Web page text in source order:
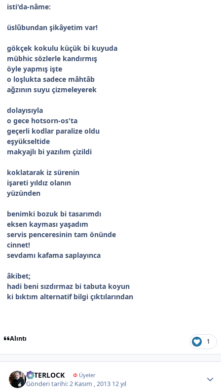
isti'da-nâme:
üslûbundan şikâyetim var!
gökçek kokulu küçük bi kuyuda
mübhic sözlerle kandırmış
öyle yapmış işte
o loşlukta sadece mâhtâb
ağzının suyu çizmeleyerek
dolayısıyla
o gece hotsorn-os'ta
geçerli kodlar paralize oldu
eşyükseltide
makyajlı bi yazılım çizildi
koklatarak iz sürenin
işareti yıldız olanın
yüzünden
benimki bozuk bi tasarımdı
eksen kayması yaşadım
servis penceresinin tam önünde
cinnet!
sevdamı kafama saplayınca
âkibet;
hadi beni sızdırmaz bi tabuta koyun
ki bıktım alternatif bilgi çıktılarından
Alıntı 1
İNTERLOCK ΦÜyeler
Gönderi tarihi:2 Kasım , 2013 12 yıl